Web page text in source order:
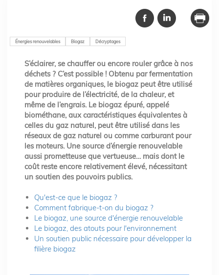
Énergies renouvelables Biogaz Décryptages
S’éclairer, se chauffer ou encore rouler grâce à nos
déchets ? C’est possible ! Obtenu par fermentation
de matières organiques, le biogaz peut être utilisé
pour produire de l’électricité, de la chaleur, et
même de l’engrais. Le biogaz épuré, appelé
biométhane, aux caractéristiques équivalentes à
celles du gaz naturel, peut être utilisé dans les
réseaux de gaz naturel ou comme carburant pour
les moteurs. Une source d’énergie renouvelable
aussi prometteuse que vertueuse… mais dont le
coût reste encore relativement élevé, nécessitant
un soutien des pouvoirs publics.
Qu'est-ce que le biogaz ?
Comment fabrique-t-on du biogaz ?
Le biogaz, une source d'énergie renouvelable
Le biogaz, des atouts pour l'environnement
Un soutien public nécessaire pour développer la
filière biogaz